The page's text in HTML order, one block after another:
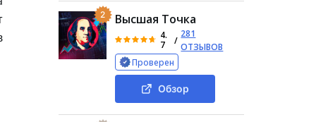
2 Высшая Точка
4.
7
/
281
ОТЗЫВОВ
Проверен
Обзор